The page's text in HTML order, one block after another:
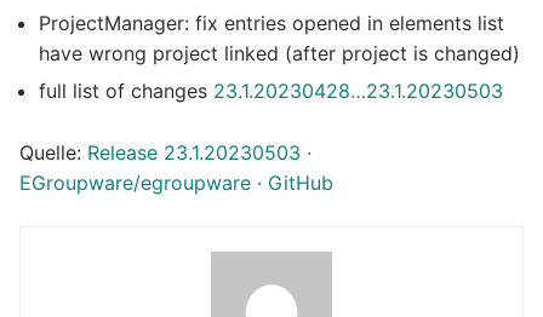
ProjectManager: fix entries opened in elements list
have wrong project linked (after project is changed)
full list of changes 23.1.20230428…23.1.20230503
Quelle: Release 23.1.20230503 ·
EGroupware/egroupware · GitHub